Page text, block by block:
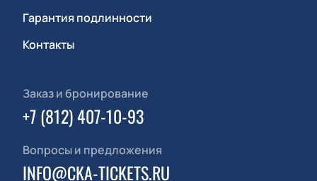
Гарантия подлинности
Контакты
Заказ и бронирование
+7 (812) 407-10-93
Вопросы и предложения
INFO@CKA-TICKETS.RU